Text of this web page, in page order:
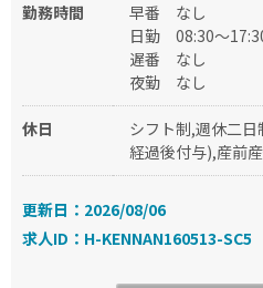
勤務時間 早番
なし
日勤
08:30～
遅番
なし
夜勤
なし
休日
シフト制,週休二
経過後付与),産前
更新日：2026/08/06
求人ID：H-KENNAN160513-SC5